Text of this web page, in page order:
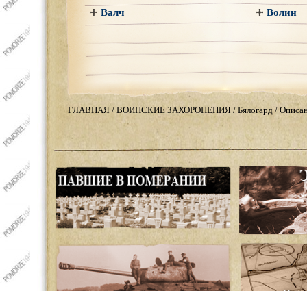
Валч
Волин
ГЛАВНАЯ / ВОИНСКИЕ ЗАХОРОНЕНИЯ / Бялогард /